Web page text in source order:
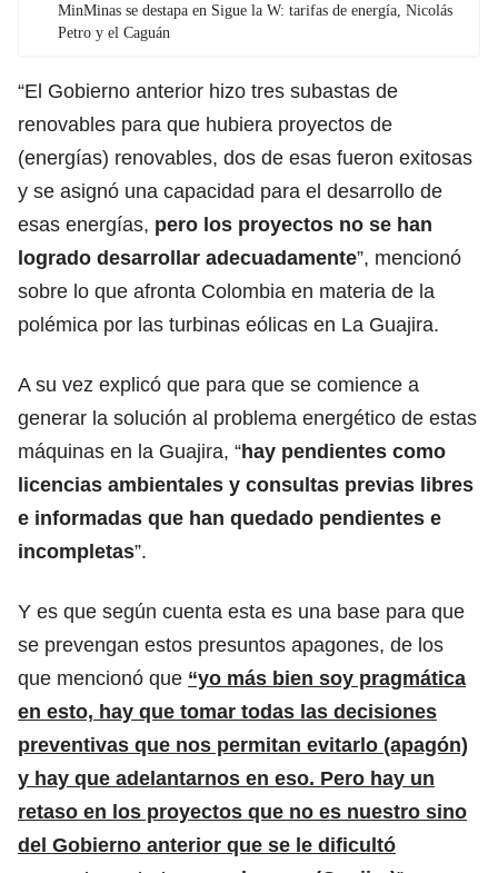
MinMinas se destapa en Sigue la W: tarifas de energía, Nicolás
Petro y el Caguán
“El Gobierno anterior hizo tres subastas de
renovables para que hubiera proyectos de
(energías) renovables, dos de esas fueron exitosas
y se asignó una capacidad para el desarrollo de
esas energías, pero los proyectos no se han
logrado desarrollar adecuadamente”, mencionó
sobre lo que afronta Colombia en materia de la
polémica por las turbinas eólicas en La Guajira.
A su vez explicó que para que se comience a
generar la solución al problema energético de estas
máquinas en la Guajira, “hay pendientes como
licencias ambientales y consultas previas libres
e informadas que han quedado pendientes e
incompletas”.
Y es que según cuenta esta es una base para que
se prevengan estos presuntos apagones, de los
que mencionó que “yo más bien soy pragmática
en esto, hay que tomar todas las decisiones
preventivas que nos permitan evitarlo (apagón)
y hay que adelantarnos en eso. Pero hay un
retaso en los proyectos que no es nuestro sino
del Gobierno anterior que se le dificultó